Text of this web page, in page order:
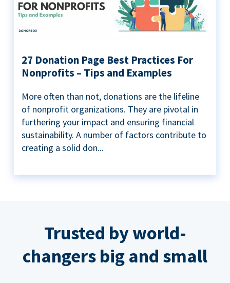
27 Donation Page Best Practices For
Nonprofits – Tips and Examples
More often than not, donations are the lifeline
of nonprofit organizations. They are pivotal in
furthering your impact and ensuring financial
sustainability. A number of factors contribute to
creating a solid don...
Trusted by world-
changers big and small